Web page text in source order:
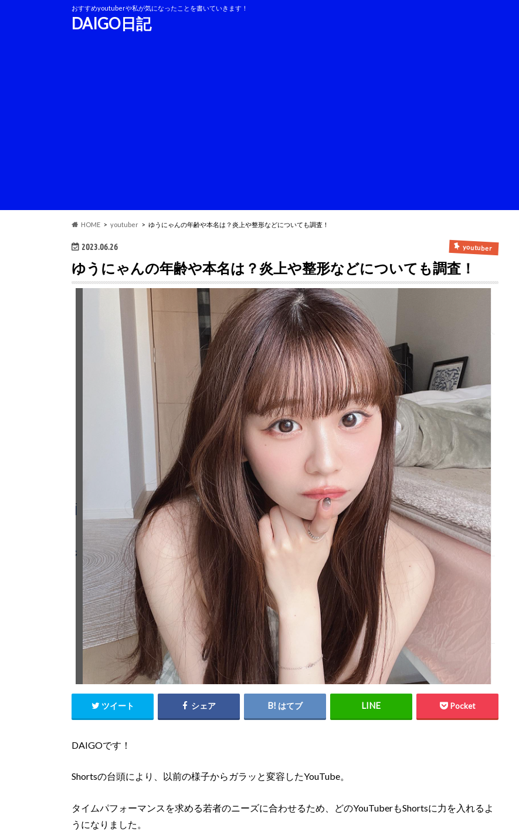
おすすめyoutuberや私が気になったことを書いていきます！
DAIGO日記
HOME youtuber ゆうにゃんの年齢や本名は？炎上や整形などについても調査！
2023.06.26 youtuber
ゆうにゃんの年齢や本名は？炎上や整形などについても調査！
ツイート シェア はてブ Pocket
DAIGOです！
Shortsの台頭により、以前の様子からガラッと変容したYouTube。
タイムパフォーマンスを求める若者のニーズに合わせるため、どのYouTuberもShortsに力を入れるよ
うになりました。